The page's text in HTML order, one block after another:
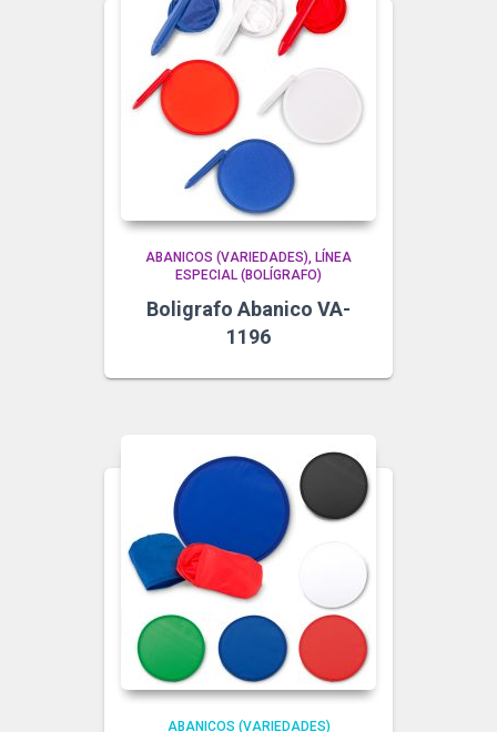
ABANICOS (VARIEDADES)
LÍNEA
ESPECIAL (BOLÍGRAFO)
Boligrafo Abanico VA-
1196
ABANICOS (VARIEDADES)